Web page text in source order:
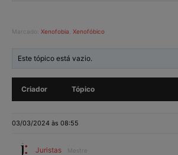
Marcado: Xenofobia Xenofóbico
Este tópico está vazio.
Criador Tópico
03/03/2024 às 08:55
Juristas Mestre